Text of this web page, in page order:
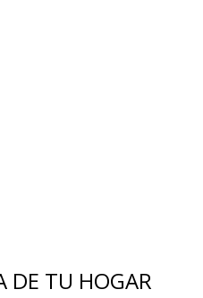
DE TU HOGAR